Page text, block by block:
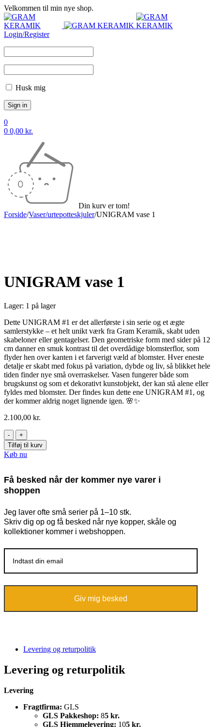
Velkommen til min nye shop.
Login/Register
Husk mig
0
0 0,00 kr.
Din kurv er tom!
Forside/Vaser/urtepotteskjuler/UNIGRAM vase 1
UNIGRAM vase 1
Lager: 1 på lager
Dette UNIGRAM #1 er det allerførste i sin serie og et ægte
samlerstykke – et helt unikt værk fra Gram Keramik, skabt uden
skabeloner eller gentagelser. Den geometriske form med sider på 12
cm danner en smuk kontrast til det overdådige blomsterflor, som
flyder hen over kanten i et farverigt væld af blomster. Hver eneste
detalje er skabt med fokus på variation, dybde og liv, så blikket hele
tiden finder nye små overraskelser. Vasen fungerer både som
brugskunst og som et dekorativt kunstobjekt, der kan stå alene eller
fyldes med blomster. Der findes kun dette ene UNIGRAM #1, og
der kommer aldrig noget lignende igen. 🌸✨
2.100,00 kr.
Tilføj til kurv
Køb nu
Få besked når der kommer nye varer i
shoppen
Jeg laver ofte små serier på 1–10 stk.
Skriv dig op og få besked når nye kopper, skåle og
kollektioner kommer i webshoppen.
Giv mig besked
Levering og returpolitik
Levering og returpolitik
Levering
Fragtfirma: GLS
GLS Pakkeshop: 85 kr.
GLS Hjemmelevering: 105 kr.